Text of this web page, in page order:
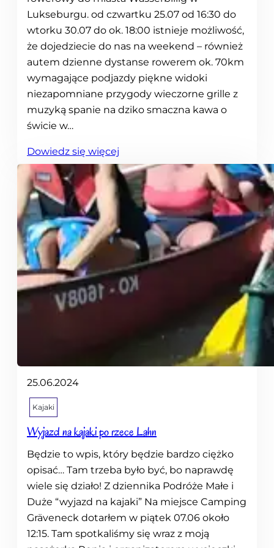
y
l
i
6
0
k
m
s
3
d
n
i
Lukseburgu. od czwartku 25.07 od 16:30 do
wtorku 30.07 do ok. 18:00 istnieje możliwość,
że dojedziecie do nas na weekend – również
autem dzienne dystanse rowerem ok. 70km
wymagające podjazdy piękne widoki
niezapomniane przygody wieczorne grille z
muzyką spanie na dziko smaczna kawa o
świcie w…
Dowiedz się więcej
R
o
r
a
i
d
u
r
g
a
25.06.2024
Kajaki
Wyjazd na kajaki po rzece Lahn
Będzie to wpis, który będzie bardzo ciężko
opisać… Tam trzeba było być, bo naprawdę
wiele się działo! Z dziennika Podróże Małe i
Duże “wyjazd na kajaki” Na miejsce Camping
Gräveneck dotarłem w piątek 07.06 około
12:15. Tam spotkaliśmy się wraz z moją